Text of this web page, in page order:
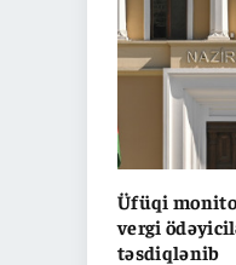
Üfüqi
vergi
təsdiqlənib